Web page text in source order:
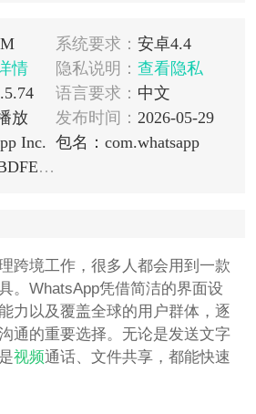
系统要求： 安卓4.4
情 隐私说明： 查看隐私
语言要求： 中文
放 发布时间： 2026-05-29
Inc. 包名：com.whatsapp
MD5：4763DFABDFE3F253A9B43BD47B17EF56
跨境工作，很多人都会用到一款
。WhatsApp凭借简洁的界面设
力以及覆盖全球的用户群体，逐
通的重要选择。无论是发送文字
视频通话、文件共享，都能快速